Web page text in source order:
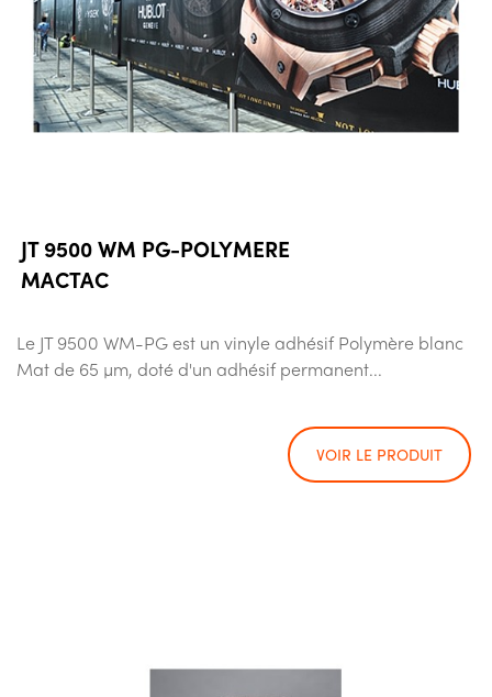
JT 9500 WM PG-POLYMERE
MACTAC
Le JT 9500 WM-PG est un vinyle adhésif Polymère blanc
Mat de 65 µm, doté d'un adhésif permanent...
VOIR LE PRODUIT